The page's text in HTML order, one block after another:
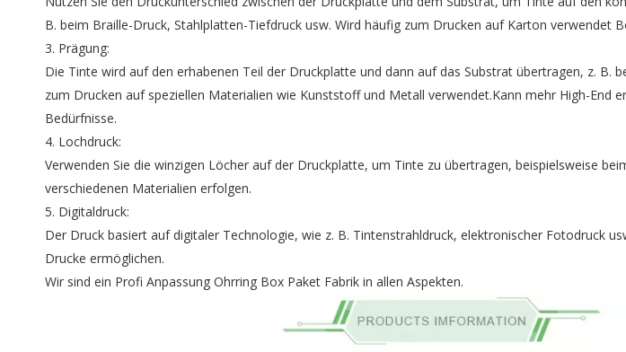
B. beim Braille-Druck, Stahlplatten-Tiefdruck usw. Wird häufig zum Drucken auf Karton verwendet
3. Prägung:
Die Tinte wird auf den erhabenen Teil der Druckplatte und dann auf das Substrat übertragen, z. B.
zum Drucken auf speziellen Materialien wie Kunststoff und Metall verwendet.Kann mehr High-End
Bedürfnisse.
4. Lochdruck:
Verwenden Sie die winzigen Löcher auf der Druckplatte, um Tinte zu übertragen, beispielsweise
verschiedenen Materialien erfolgen.
5. Digitaldruck:
Der Druck basiert auf digitaler Technologie, wie z. B. Tintenstrahldruck, elektronischer Fotodruck
Drucke ermöglichen.
Wir sind ein Profi Anpassung Ohrring Box Paket Fabrik in allen Aspekten.